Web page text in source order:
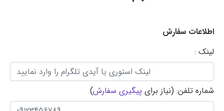
اطلاعات سفارش
لینک :
شماره تلفن: (نیاز برای پیگیری سفارش)